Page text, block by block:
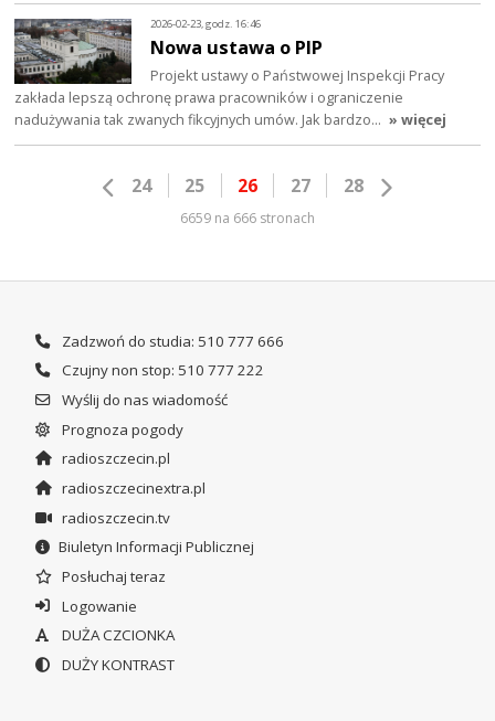
2026-02-23, godz. 16:46
Nowa ustawa o PIP
Projekt ustawy o Państwowej Inspekcji Pracy
zakłada lepszą ochronę prawa pracowników i ograniczenie
nadużywania tak zwanych fikcyjnych umów. Jak bardzo… » więcej
24 25 26 27 28
6659 na 666 stronach
Zadzwoń do studia: 510 777 666
Czujny non stop: 510 777 222
Wyślij do nas wiadomość
Prognoza pogody
radioszczecin.pl
radioszczecinextra.pl
radioszczecin.tv
Biuletyn Informacji Publicznej
Posłuchaj teraz
Logowanie
DUŻA CZCIONKA
DUŻY KONTRAST